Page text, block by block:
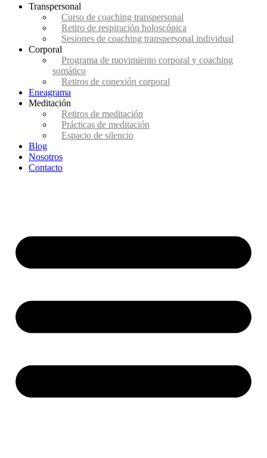
Transpersonal
Curso de coaching transpersonal
Retiro de respiración holoscópica
Sesiones de coaching transpersonal individual
Corporal
Programa de movimiento corporal y coaching
somático
Retiros de conexión corporal
Eneagrama
Meditación
Retiros de meditación
Prácticas de meditación
Espacio de silencio
Blog
Nosotros
Contacto